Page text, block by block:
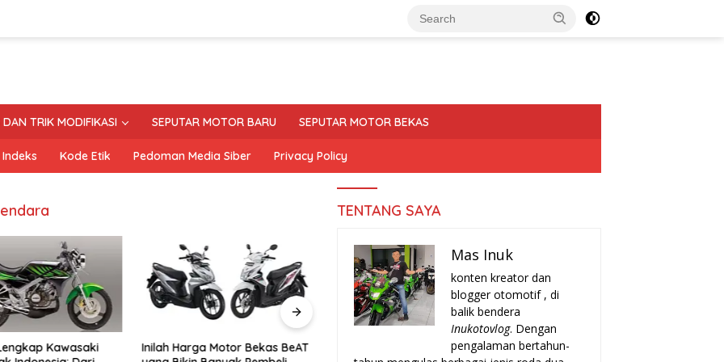
DAN TRIK MODIFIKASI SEPUTAR MOTOR BARU SEPUTAR MOTOR BEKAS
Indeks Kode Etik Pedoman Media Siber Privacy Policy
Kawasaki
Inilah Harga Motor Bekas BeAT
Tanda-Tanda Turun Mesin
Rekomendasi Motor Matic Irit
TENTANG SAYA
Mas Inuk
konten kreator dan
blogger otomotif , di
balik bendera
Inukotovlog. Dengan
pengalaman bertahun-